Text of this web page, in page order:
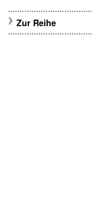
Zur Reihe